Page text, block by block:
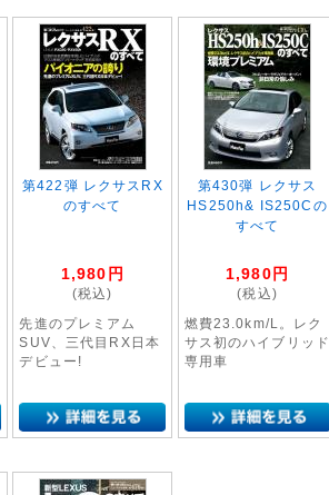
第422弾 レクサスRX
のすべて
1,980 円
(税込)
先進のプレミアム
SUV、三代目RX日本
デビュー!
第430弾 レクサス
HS250h& IS250Cの
すべて
1,980 円
(税込)
燃費23.0km/L。レク
サス初のハイブリッド
専用車